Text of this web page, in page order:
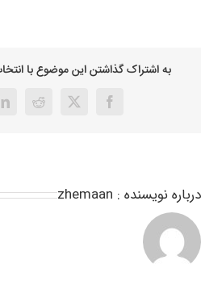
به اشتراک گذاشتن این موضوع با
درباره نویسنده : zhemaan